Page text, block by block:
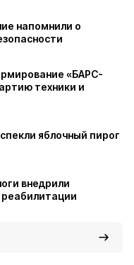
напомнили о
«БАРС-
техники и
яблочный пирог
внедрили